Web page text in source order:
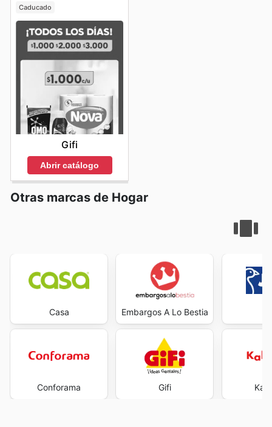
ser tan atractiva como sus productos.
Don't miss out on the latest offers from Lene Bjerre—
check their website now.
Caducado
Gifi
Abrir catálogo
Otras marcas de Hogar
Casa
Conforama
Embargos A Lo Bestia
Gifi